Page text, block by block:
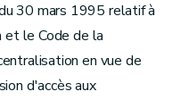
30 mars 1995 relatif à
le Code de la
en vue de
d'accès aux